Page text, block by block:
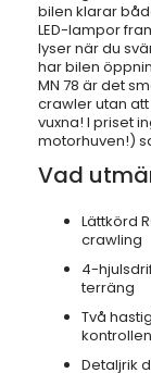
bilen klarar
LED-lampor
lyser när du
har bilen
MN 78 är det
crawler utan
vuxna! I priset
motorhuven!)
Vad
Lättkörd
crawling
4-
terräng
Två
kontrollen
Detaljrik